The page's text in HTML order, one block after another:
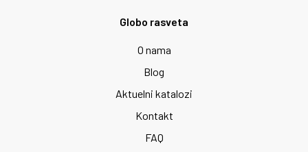
Globo rasveta
O nama
Blog
Aktuelni katalozi
Kontakt
FAQ